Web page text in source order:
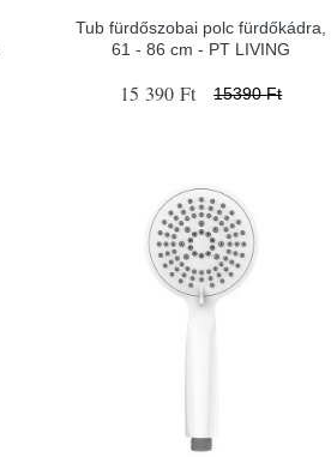
Tub fürdőszobai polc fürdőkádra,
61 - 86 cm - PT LIVING
15 390 Ft 15390 Ft